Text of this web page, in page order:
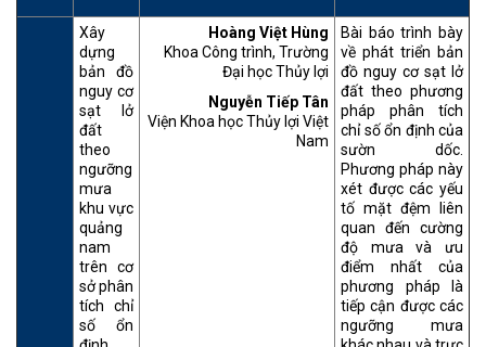
Xây
dựng
bản đồ
nguy cơ
sạt lở
đất
theo
ngưỡng
mưa
khu vực
quảng
nam
trên cơ
sở phân
tích chỉ
số ổn
Hoàng Việt Hùng
Khoa Công trình, Trường
Đại học Thủy lợi
Nguyễn Tiếp Tân
Viện Khoa học Thủy lợi Việt
Nam
Bài báo trình bày
về phát triển bản
đồ nguy cơ sạt lở
đất theo phương
pháp phân tích
chỉ số ổn định của
sườn dốc.
Phương pháp này
xét được các yếu
tố mặt đệm liên
quan đến cường
độ mưa và ưu
điểm nhất của
phương pháp là
tiếp cận được các
ngưỡng mưa